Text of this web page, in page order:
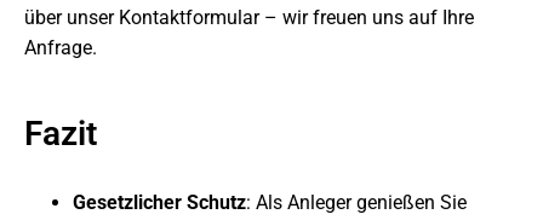
über unser Kontaktformular – wir freuen uns auf Ihre
Anfrage.
Fazit
Gesetzlicher Schutz: Als Anleger genießen Sie